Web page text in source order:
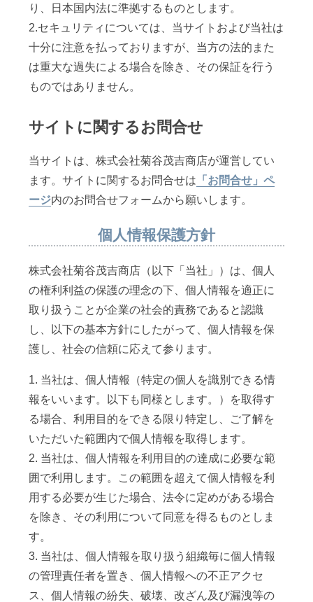
り、日本国内法に準拠するものとします。
2.セキュリティについては、当サイトおよび当社は
十分に注意を払っておりますが、当方の法的また
は重大な過失による場合を除き、その保証を行う
ものではありません。
サイトに関するお問合せ
当サイトは、株式会社菊谷茂吉商店が運営してい
ます。サイトに関するお問合せは 「お問合せ」ペ
ージ内のお問合せフォームから願いします。
個人情報保護方針
株式会社菊谷茂吉商店（以下「当社」）は、個人
の権利利益の保護の理念の下、個人情報を適正に
取り扱うことが企業の社会的責務であると認識
し、以下の基本方針にしたがって、個人情報を保
護し、社会の信頼に応えて参ります。
1. 当社は、個人情報（特定の個人を識別できる情
報をいいます。以下も同様とします。）を取得す
る場合、利用目的をできる限り特定し、ご了解を
いただいた範囲内で個人情報を取得します。
2. 当社は、個人情報を利用目的の達成に必要な範
囲で利用します。この範囲を超えて個人情報を利
用する必要が生じた場合、法令に定めがある場合
を除き、その利用について同意を得るものとしま
す。
3. 当社は、個人情報を取り扱う組織毎に個人情報
の管理責任者を置き、個人情報への不正アクセ
ス、個人情報の紛失、破壊、改ざん及び漏洩等の